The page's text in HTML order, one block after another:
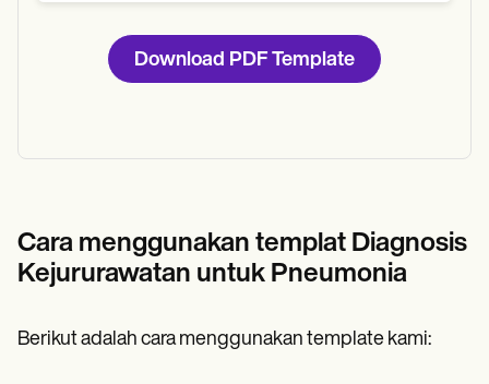
Download PDF Template
Cara menggunakan templat Diagnosis
Kejururawatan untuk Pneumonia
Berikut adalah cara menggunakan template kami: